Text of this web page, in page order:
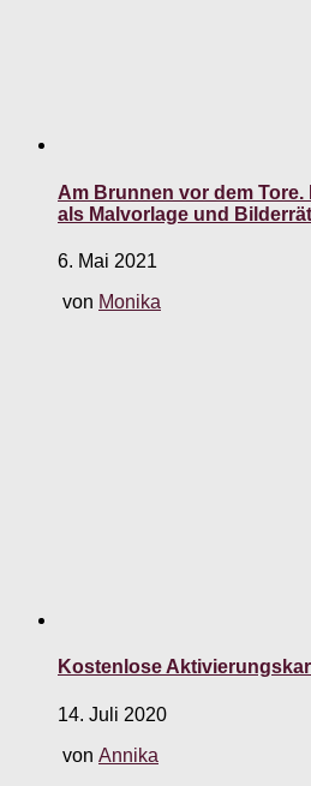
Am Brunnen vor dem Tore.
als Malvorlage und
6. Mai 2021
von Monika
Kostenlose
14. Juli 2020
von Annika